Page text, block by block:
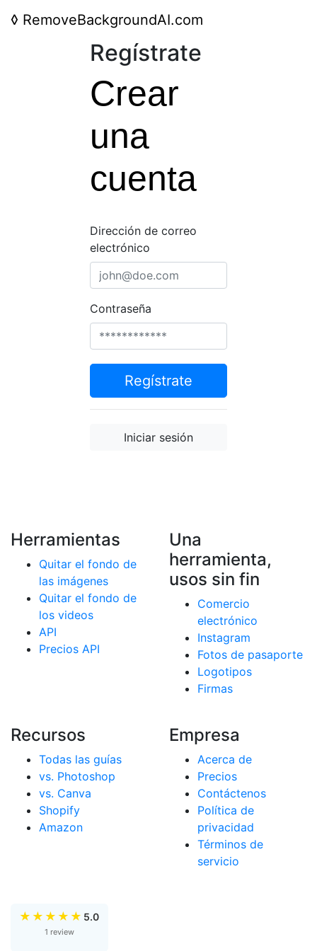
◊ RemoveBackgroundAI.com
Regístrate
Crear
una
cuenta
Dirección de correo
electrónico
Contraseña
Regístrate
Iniciar sesión
Herramientas
Quitar el fondo de
las imágenes
Quitar el fondo de
los videos
API
Precios API
Una
herramienta,
usos sin fin
Comercio
electrónico
Instagram
Fotos de pasaporte
Logotipos
Firmas
Recursos
Todas las guías
vs. Photoshop
vs. Canva
Shopify
Amazon
Empresa
Acerca de
Precios
Contáctenos
Política de
privacidad
Términos de
servicio
★ ★ ★ ★ ★ 5.0
1 review